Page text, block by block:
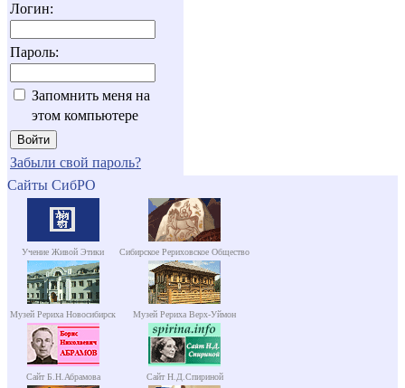
Логин:
Пароль:
Запомнить меня на
этом компьютере
Забыли свой пароль?
Сайты СибРО
Учение Живой Этики Сибирское Рериховское Общество
Музей Рериха Новосибирск Музей Рериха Верх-Уймон
Сайт Б.Н.Абрамова Сайт Н.Д.Спириной